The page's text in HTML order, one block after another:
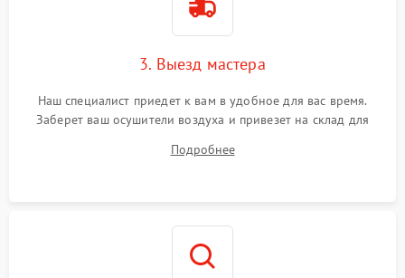
3. Выезд мастера
Наш специалист приедет к вам в удобное для вас время.
Заберет ваш осушители воздуха и привезет на склад для
Подробнее